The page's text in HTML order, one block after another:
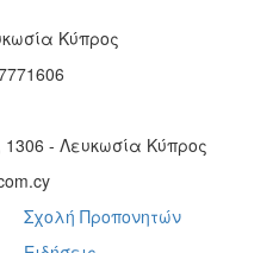
Κύπρος
- Λευκωσία Κύπρος
Σχολή Προπονητών